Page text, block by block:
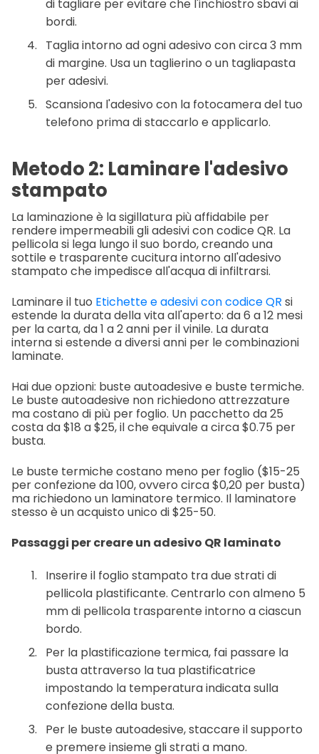
di tagliare per evitare che l'inchiostro sbavi ai
bordi.
Taglia intorno ad ogni adesivo con circa 3 mm
di margine. Usa un taglierino o un tagliapasta
per adesivi.
Scansiona l'adesivo con la fotocamera del tuo
telefono prima di staccarlo e applicarlo.
Metodo 2: Laminare l'adesivo
stampato
La laminazione è la sigillatura più affidabile per
rendere impermeabili gli adesivi con codice QR. La
pellicola si lega lungo il suo bordo, creando una
sottile e trasparente cucitura intorno all'adesivo
stampato che impedisce all'acqua di infiltrarsi.
Laminare il tuo Etichette e adesivi con codice QR si
estende la durata della vita all'aperto: da 6 a 12 mesi
per la carta, da 1 a 2 anni per il vinile. La durata
interna si estende a diversi anni per le combinazioni
laminate.
Hai due opzioni: buste autoadesive e buste termiche.
Le buste autoadesive non richiedono attrezzature
ma costano di più per foglio. Un pacchetto da 25
costa da $18 a $25, il che equivale a circa $0.75 per
busta.
Le buste termiche costano meno per foglio ($15-25
per confezione da 100, ovvero circa $0,20 per busta)
ma richiedono un laminatore termico. Il laminatore
stesso è un acquisto unico di $25-50.
Passaggi per creare un adesivo QR laminato
Inserire il foglio stampato tra due strati di
pellicola plastificante. Centrarlo con almeno 5
mm di pellicola trasparente intorno a ciascun
bordo.
Per la plastificazione termica, fai passare la
busta attraverso la tua plastificatrice
impostando la temperatura indicata sulla
confezione della busta.
Per le buste autoadesive, staccare il supporto
e premere insieme gli strati a mano.